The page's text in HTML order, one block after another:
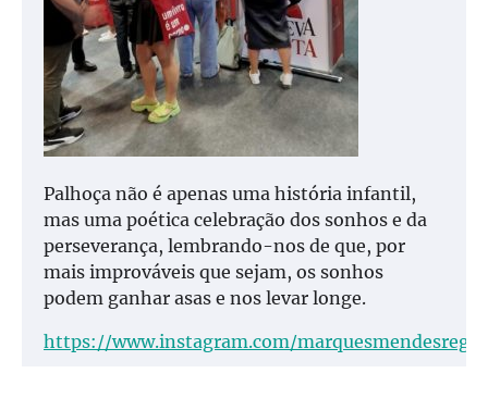
Palhoça não é apenas uma história infantil,
mas uma poética celebração dos sonhos e da
perseverança, lembrando-nos de que, por
mais improváveis que sejam, os sonhos
podem ganhar asas e nos levar longe.
https://www.instagram.com/